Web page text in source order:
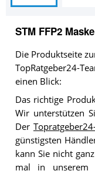
STM FFP2
Die Produktseite
TopRatgeber24-
einen Blick:
Das richtige
Wir unterstützen
Der
günstigsten
kann Sie nicht
mal in unserem